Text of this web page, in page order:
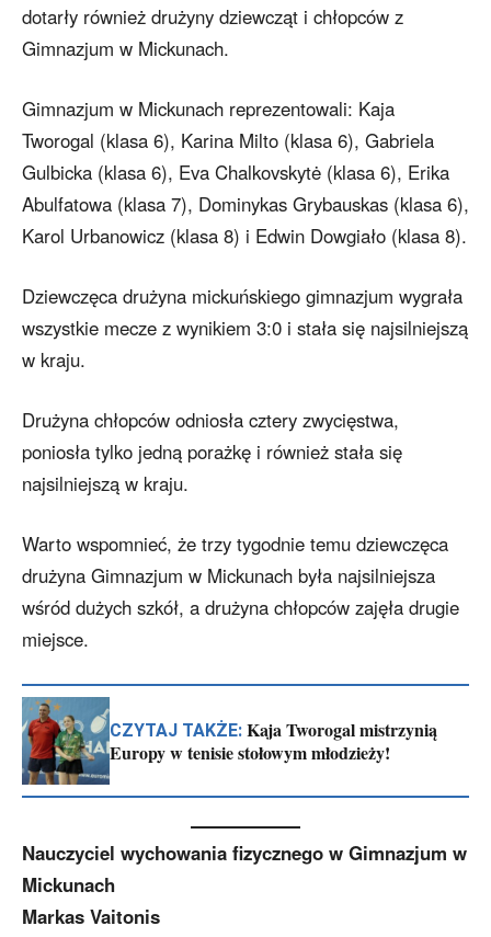
dotarły również drużyny dziewcząt i chłopców z
Gimnazjum w Mickunach.
Gimnazjum w Mickunach reprezentowali: Kaja
Tworogal (klasa 6), Karina Milto (klasa 6), Gabriela
Gulbicka (klasa 6), Eva Chalkovskytė (klasa 6), Erika
Abulfatowa (klasa 7), Dominykas Grybauskas (klasa 6),
Karol Urbanowicz (klasa 8) i Edwin Dowgiało (klasa 8).
Dziewczęca drużyna mickuńskiego gimnazjum wygrała
wszystkie mecze z wynikiem 3:0 i stała się najsilniejszą
w kraju.
Drużyna chłopców odniosła cztery zwycięstwa,
poniosła tylko jedną porażkę i również stała się
najsilniejszą w kraju.
Warto wspomnieć, że trzy tygodnie temu dziewczęca
drużyna Gimnazjum w Mickunach była najsilniejsza
wśród dużych szkół, a drużyna chłopców zajęła drugie
miejsce.
CZYTAJ TAKŻE: Kaja Tworogal mistrzynią
Europy w tenisie stołowym młodzieży!
Nauczyciel wychowania fizycznego w Gimnazjum w
Mickunach
Markas Vaitonis